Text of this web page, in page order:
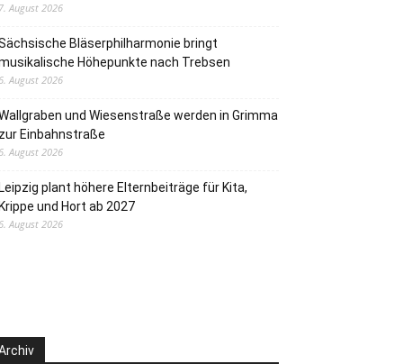
August 2026
Bläserphilharmonie bringt
Höhepunkte nach Trebsen
August 2026
und Wiesenstraße werden in Grimma
Einbahnstraße
August 2026
plant höhere Elternbeiträge für Kita,
und Hort ab 2027
August 2026